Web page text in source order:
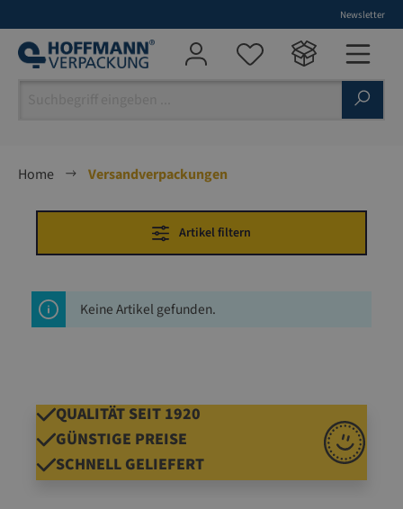
Newsletter
Home Versandverpackungen
Artikel filtern
Keine Artikel gefunden.
QUALITÄT SEIT 1920
GÜNSTIGE PREISE
SCHNELL GELIEFERT